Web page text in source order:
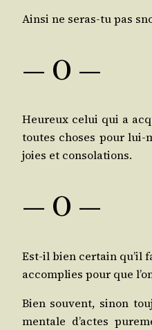
Ain­si ne seras-tu pas
— O —
Heu­reux celui qui a
toutes choses pour lui-
joies et consolations.
— O —
Est-il bien cer­tain qu’il
accom­plies pour que
Bien sou­vent, sinon
men­tale d’actes